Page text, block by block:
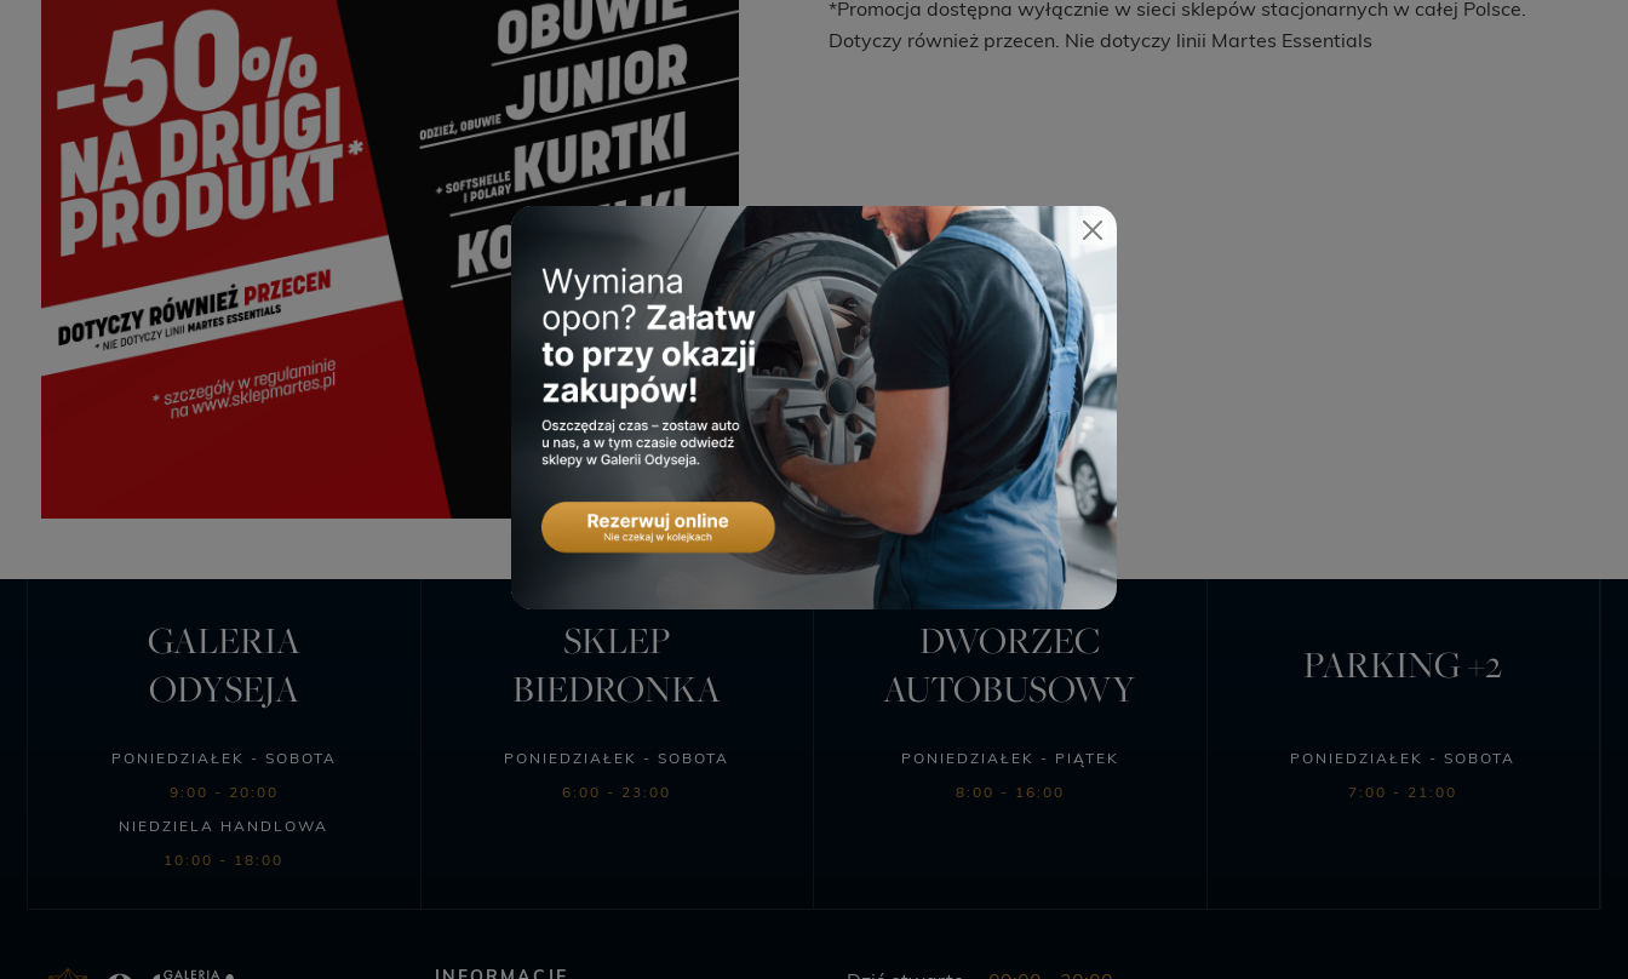
*Promocja dostępna wyłącznie w sieci sklepów stacjonarnych w całej Polsce.
Dotyczy również przecen. Nie dotyczy linii Martes Essentials
GALERIA
ODYSEJA
PONIEDZIAŁEK - SOBOTA
9:00 - 20:00
NIEDZIELA HANDLOWA
10:00 - 18:00
SKLEP
BIEDRONKA
PONIEDZIAŁEK - SOBOTA
6:00 - 23:00
DWORZEC
AUTOBUSOWY
PONIEDZIAŁEK - PIĄTEK
8:00 - 16:00
PARKING +2
PONIEDZIAŁEK - SOBOTA
7:00 - 21:00